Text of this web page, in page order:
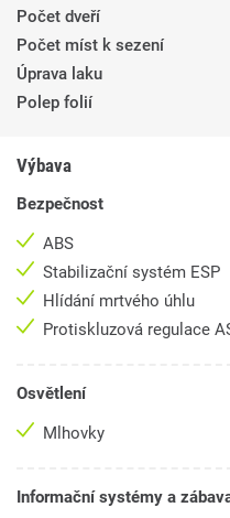
Počet dveří
Počet míst k sezení
Úprava laku
Polep folií
Výbava
Bezpečnost
ABS
Stabilizační systém ESP
Hlídání mrtvého úhlu
Protiskluzová regulace
Osvětlení
Mlhovky
Informační systémy a